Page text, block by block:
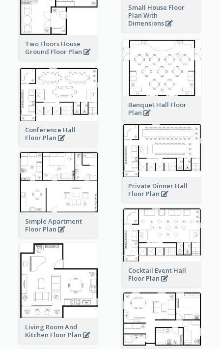
Small House Floor
Plan With
Dimensions
Two Floors House
Ground Floor Plan
Banquet Hall Floor
Plan
Conference Hall
Floor Plan
Private Dinner Hall
Floor Plan
Simple Apartment
Floor Plan
Cocktail Event Hall
Floor Plan
Living Room And
Kitchen Floor Plan